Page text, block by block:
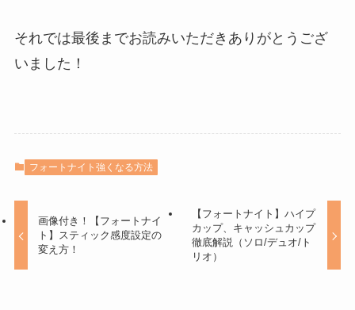
それでは最後までお読みいただきありがとうござ
いました！
フォートナイト強くなる方法
画像付き！【フォートナイ
ト】スティック感度設定の
変え方！
【フォートナイト】ハイプ
カップ、キャッシュカップ
徹底解説（ソロ/デュオ/ト
リオ）